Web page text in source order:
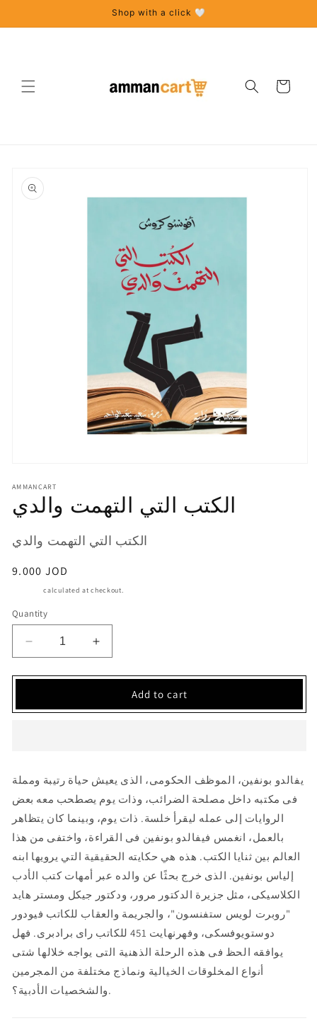
Shop with a click 🤍
Cart
product
information
1
modal
AMMANCART
الكتب التي التهمت والدي
SKU:
الكتب التي التهمت والدي
Regular
9.000 JOD
calculated at checkout.
Quantity
Decrease
quantity
for
التي
Increase
quantity
for
التي
Add to cart
يفالدو بونفين، الموظف الحكومى، الذى يعيش حياة رتيبة ومملة
فى مكتبه داخل مصلحة الضرائب، وذات يوم يصطحب معه بعض
الروايات إلى عمله ليقرأ خلسة. ذات يوم، وبينما كان يتظاهر
بالعمل، انغمس فيفالدو بونفين فى القراءة، واختفى من هذا
العالم بين ثنايا الكتب. هذه هي حكايته الحقيقية التي يرويها ابنه
إلياس بونفين. الذى خرج بحثًا عن والده عبر أمهات كتب الأدب
الكلاسيكى، مثل جزيرة الدكتور مرور، ودكتور جيكل ومستر هايد
"روبرت لويس ستفنسون"، والجريمة والعقاب للكاتب فيودور
دوستويوفسكى، وفهرنهايت 451 للكاتب راى برادبرى. فهل
يوافقه الحظ فى هذه الرحلة الذهنية التى يواجه خلالها شتى
أنواع المخلوقات الخيالية ونماذج مختلفة من المجرمين
والشخصيات الأدبية؟.